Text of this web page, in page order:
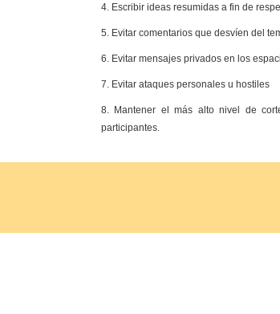
4. Escribir ideas resumidas a fin de
5. Evitar comentarios que desvíen del
6. Evitar mensajes privados en los
7. Evitar ataques personales u hostiles
8. Mantener el más alto nivel de
participantes.